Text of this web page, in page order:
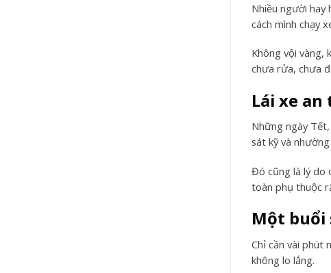
Nhiều người hay
cách mình chạy
Không vội vàng,
chưa rửa, chưa
Lái xe
Những ngày
sát kỹ và
Đó cũng là lý do
toàn phụ thuộc
Một buổi
Chỉ cần vài phút
không lo lắng.